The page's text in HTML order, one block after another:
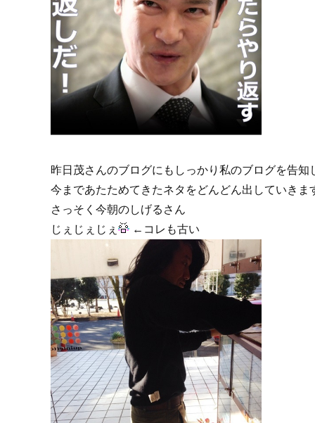
昨日茂さんのブログにもしっかり私のブログを告知
今まであたためてきたネタをどんどん出していきま
さっそく今朝のしげるさん
じぇじぇじぇ
←コレも古い